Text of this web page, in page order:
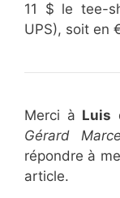
11 $ le tee-
UPS), soit en
Merci à Luis
Gérard
répondre à
article.